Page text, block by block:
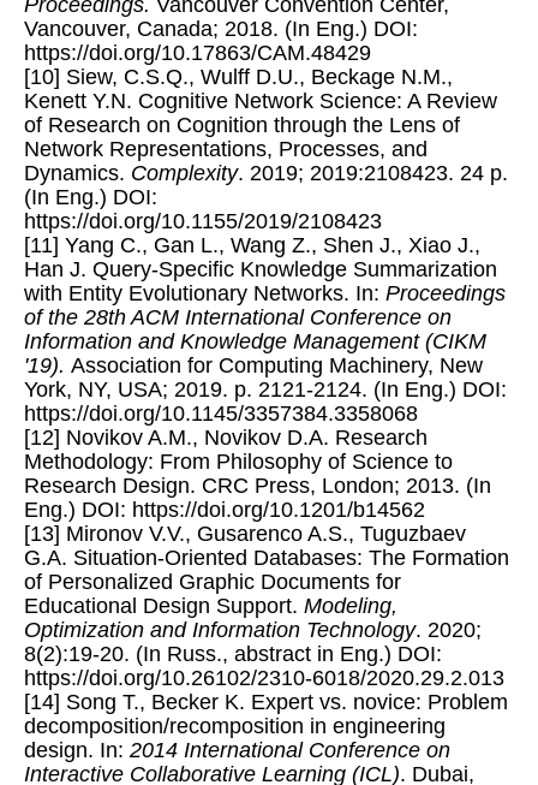
Proceedings. Vancouver Convention Center,
Vancouver, Canada; 2018. (In Eng.) DOI:
https://doi.org/10.17863/CAM.48429
[10] Siew, C.S.Q., Wulff D.U., Beckage N.M.,
Kenett Y.N. Cognitive Network Science: A Review
of Research on Cognition through the Lens of
Network Representations, Processes, and
Dynamics. Complexity. 2019; 2019:2108423. 24 p.
(In Eng.) DOI:
https://doi.org/10.1155/2019/2108423
[11] Yang C., Gan L., Wang Z., Shen J., Xiao J.,
Han J. Query-Specific Knowledge Summarization
with Entity Evolutionary Networks. In: Proceedings
of the 28th ACM International Conference on
Information and Knowledge Management (CIKM
'19). Association for Computing Machinery, New
York, NY, USA; 2019. p. 2121-2124. (In Eng.) DOI:
https://doi.org/10.1145/3357384.3358068
[12] Novikov A.M., Novikov D.A. Research
Methodology: From Philosophy of Science to
Research Design. CRC Press, London; 2013. (In
Eng.) DOI: https://doi.org/10.1201/b14562
[13] Mironov V.V., Gusarenco A.S., Tuguzbaev
G.A. Situation-Oriented Databases: The Formation
of Personalized Graphic Documents for
Educational Design Support. Modeling,
Optimization and Information Technology. 2020;
8(2):19-20. (In Russ., abstract in Eng.) DOI:
https://doi.org/10.26102/2310-6018/2020.29.2.013
[14] Song T., Becker K. Expert vs. novice: Problem
decomposition/recomposition in engineering
design. In: 2014 International Conference on
Interactive Collaborative Learning (ICL). Dubai,